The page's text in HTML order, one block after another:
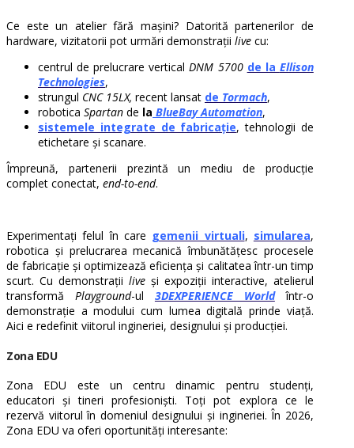
Ce este un atelier fără mașini? Datorită partenerilor de
hardware, vizitatorii pot urmări demonstrații live cu:
centrul de prelucrare verticalDNM 5700 de la Ellison
Technologies,
strungul CNC 15LX, recent lansat de Tormach,
robotica Spartan de la BlueBay Automation,
sistemele integrate de fabricație, tehnologii de
etichetare și scanare.
Împreună, partenerii prezintă un mediu de producție
complet conectat, end-to-end.
Experimentați felul în care gemenii virtuali, simularea,
robotica și prelucrarea mecanică îmbunătățesc procesele
de fabricație și optimizează eficiența și calitatea într-un timp
scurt. Cu demonstrații liveși expoziții interactive, atelierul
transformă Playground-ul 3DEXPERIENCE Worldîntr-o
demonstrație a modului cum lumea digitală prinde viață.
Aici e redefinit viitorul ingineriei, designului și producției.
Zona EDU
Zona EDU este un centru dinamic pentru studenți,
educatori și tineri profesioniști. Toți pot explora ce le
rezervă viitorul în domeniul designului și ingineriei. În 2026,
Zona EDU va oferi oportunități interesante: